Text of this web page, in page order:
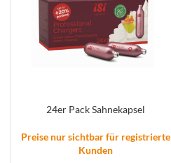
24er Pack Sahnekapsel
Preise nur sichtbar für registrierte
Kunden